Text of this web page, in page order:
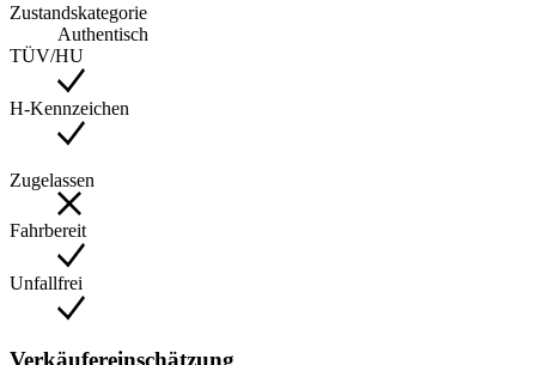
Zustandskategorie
Authentisch
TÜV/HU
H-Kennzeichen
Zugelassen
Fahrbereit
Unfallfrei
Verkäufereinschätzung